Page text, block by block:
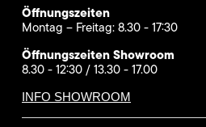
Öffnungszeiten
Montag – Freitag: 8.30 - 17:30
Öffnungszeiten Showroom
8.30 - 12:30 / 13.30 - 17.00
INFO SHOWROOM